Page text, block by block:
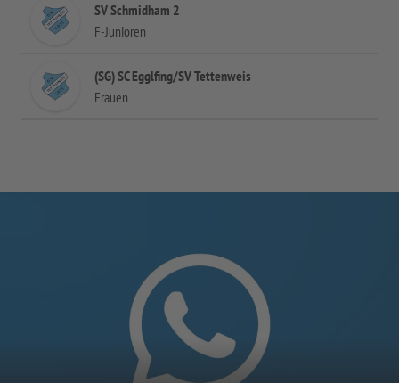
SV Schmidham 2
F-Junioren
(SG) SC Egglfing/SV Tettenweis
Frauen